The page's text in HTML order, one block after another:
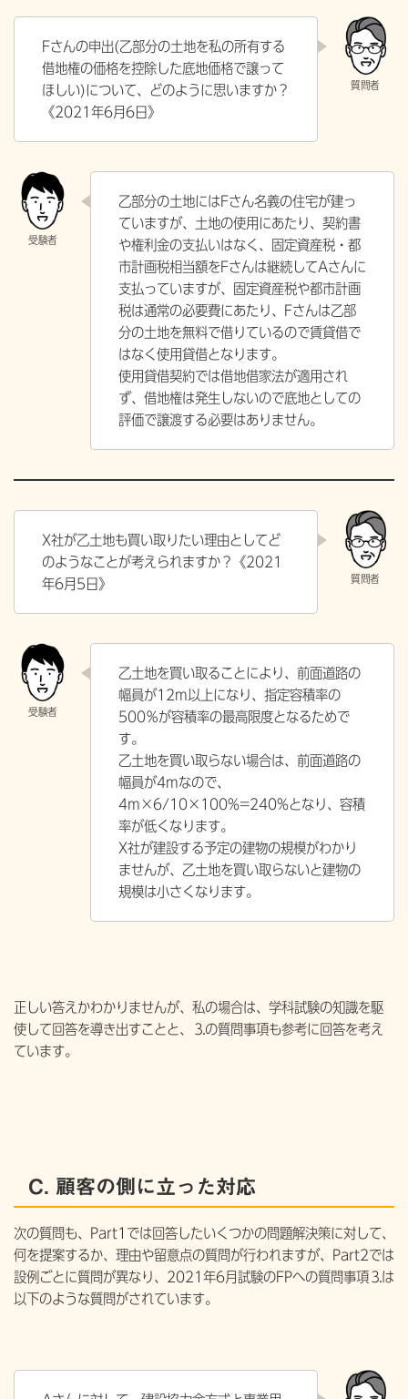
Fさんの申出(乙部分の土地を私の所有する
借地権の価格を控除した底地価格で譲って
ほしい)について、どのように思いますか？
《2021年6月6日》
乙部分の土地にはFさん名義の住宅が建っ
ていますが、土地の使用にあたり、契約書
や権利金の支払いはなく、固定資産税・都
市計画税相当額をFさんは継続してAさんに
支払っていますが、固定資産税や都市計画
税は通常の必要費にあたり、Fさんは乙部
分の土地を無料で借りているので賃貸借で
はなく使用貸借となります。
使用貸借契約では借地借家法が適用され
ず、借地権は発生しないので底地としての
評価で譲渡する必要はありません。
X社が乙土地も買い取りたい理由としてど
のようなことが考えられますか？《2021
年6月5日》
乙土地を買い取ることにより、前面道路の
幅員が12m以上になり、指定容積率の
500％が容積率の最高限度となるためで
す。
乙土地を買い取らない場合は、前面道路の
幅員が4mなので、
4m×6/10×100%=240%となり、容積
率が低くなります。
X社が建設する予定の建物の規模がわかり
ませんが、乙土地を買い取らないと建物の
規模は小さくなります。
正しい答えかわかりませんが、私の場合は、学科試験の知識を駆
使して回答を導き出すことと、⒊の質問事項も参考に回答を考え
ています。
C. 顧客の側に立った対応
次の質問も、Part1では回答したいくつかの問題解決策に対して、
何を提案するか、理由や留意点の質問が行われますが、Part2では
設例ごとに質問が異なり、2021年6月試験のFPへの質問事項⒊は
以下のような質問がされています。